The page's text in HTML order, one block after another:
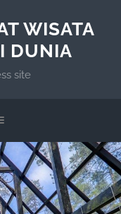
WISATA
DUNIA
site